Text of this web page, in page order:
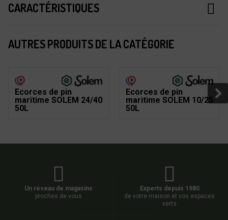
CARACTÉRISTIQUES
AUTRES PRODUITS DE LA CATÉGORIE
Ecorces de pin
maritime SOLEM 24/40
50L
Ecorces de pin
maritime SOLEM 10/25
50L
Un réseau de magasins
proches de vous
Experts depuis 1980
de votre maison et vos espaces
verts